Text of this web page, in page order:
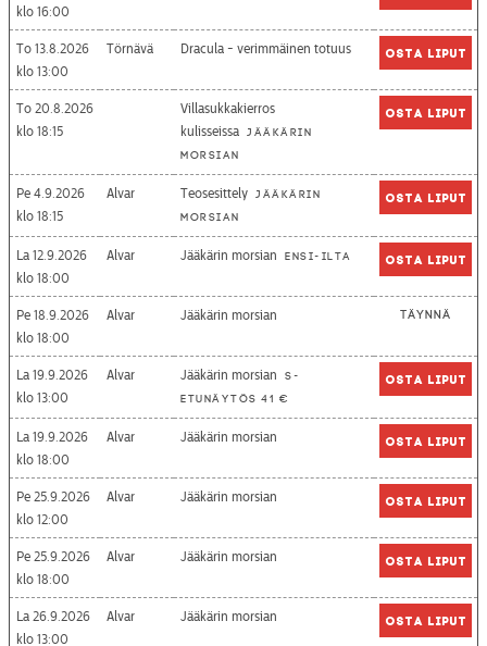
16:00
To 13.8.2026
13:00
Törnävä Dracula - verimmäinen totuus Osta liput
To 20.8.2026
18:15
Villasukkakierros
kulisseissa Jääkärin
morsian
Osta liput
Pe 4.9.2026
18:15
Alvar Teosesittely Jääkärin
morsian
Osta liput
La 12.9.2026
18:00
Alvar Jääkärin morsian Ensi-ilta Osta liput
Pe 18.9.2026
18:00
Alvar Jääkärin morsian Täynnä
La 19.9.2026
13:00
Alvar Jääkärin morsian
S-
etunäytös 41 €
Osta liput
La 19.9.2026
18:00
Alvar Jääkärin morsian Osta liput
Pe 25.9.2026
12:00
Alvar Jääkärin morsian Osta liput
Pe 25.9.2026
18:00
Alvar Jääkärin morsian Osta liput
La 26.9.2026
13:00
Alvar Jääkärin morsian Osta liput